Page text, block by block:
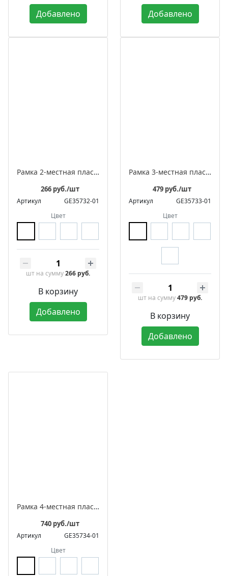
Добавлено
Добавлено
Рамка 2-местная пластиковая встраиваемая, серия ЛАХТА «Геометрика», волна
266 руб./шт
Артикул
GE35732-01
Цвет
шт на сумму266 руб.
В корзину
Добавлено
Рамка 3-местная пластиковая встраиваемая, серия ЛАХТА «Геометрика», волна
479 руб./шт
Артикул
GE35733-01
Цвет
шт на сумму479 руб.
В корзину
Добавлено
Рамка 4-местная пластиковая встраиваемая, серия ЛАХТА «Геометрика», волна
740 руб./шт
Артикул
GE35734-01
Цвет